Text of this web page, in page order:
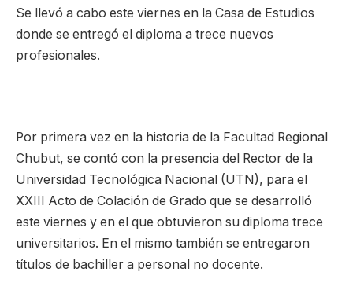
Se llevó a cabo este viernes en la Casa de Estudios
donde se entregó el diploma a trece nuevos
profesionales.
Por primera vez en la historia de la Facultad Regional
Chubut, se contó con la presencia del Rector de la
Universidad Tecnológica Nacional (UTN), para el
XXIII Acto de Colación de Grado que se desarrolló
este viernes y en el que obtuvieron su diploma trece
universitarios. En el mismo también se entregaron
títulos de bachiller a personal no docente.